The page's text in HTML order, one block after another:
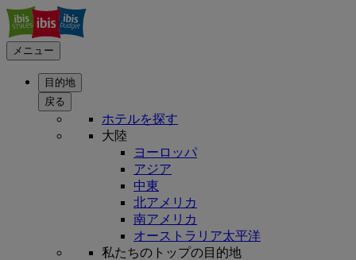
メニュー
目的地
戻る
ホテルを探す
大陸
ヨーロッパ
アジア
中東
北アメリカ
南アメリカ
オーストラリア太平洋
私たちのトップの目的地